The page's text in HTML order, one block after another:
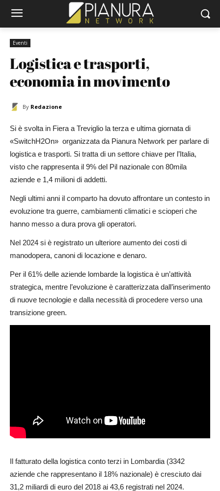
Eventi
Logistica e trasporti,
economia in movimento
By Redazione
Si è svolta in Fiera a Treviglio la terza e ultima giornata di
«SwitchH2On» organizzata da Pianura Network per parlare di
logistica e trasporti. Si tratta di un settore chiave per l’Italia,
visto che rappresenta il 9% del Pil nazionale con 80mila
aziende e 1,4 milioni di addetti.
Negli ultimi anni il comparto ha dovuto affrontare un contesto in
evoluzione tra guerre, cambiamenti climatici e scioperi che
hanno messo a dura prova gli operatori.
Nel 2024 si è registrato un ulteriore aumento dei costi di
manodopera, canoni di locazione e denaro.
Per il 61% delle aziende lombarde la logistica è un’attività
strategica, mentre l’evoluzione è caratterizzata dall’inserimento
di nuove tecnologie e dalla necessità di procedere verso una
transizione green.
Il fatturato della logistica conto terzi in Lombardia (3342
aziende che rappresentano il 18% nazionale) è cresciuto dai
31,2 miliardi di euro del 2018 ai 43,6 registrati nel 2024.